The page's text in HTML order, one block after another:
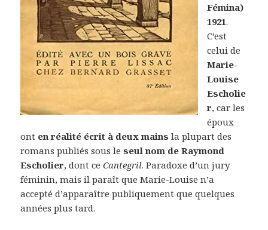
Fémina)
1921.
C’est
celui de
Marie-
Louise
Escholie
r, car les
époux
ont en réalité écrit à deux mains la plupart des
romans publiés sous leseul nom de Raymond
Escholier, dont ceCantegril. Paradoxe d’un jury
féminin, mais il paraît que Marie-Louise n’a
accepté d’apparaître publiquement que quelques
années plus tard.